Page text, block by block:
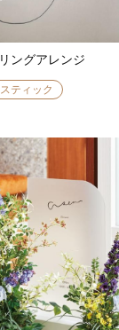
ングアレンジ
ティック